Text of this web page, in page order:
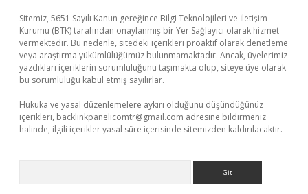
Sitemiz, 5651 Sayılı Kanun gereğince Bilgi Teknolojileri ve İletişim
Kurumu (BTK) tarafından onaylanmış bir Yer Sağlayıcı olarak hizmet
vermektedir. Bu nedenle, sitedeki içerikleri proaktif olarak denetleme
veya araştırma yükümlülüğümüz bulunmamaktadır. Ancak, üyelerimiz
yazdıkları içeriklerin sorumluluğunu taşımakta olup, siteye üye olarak
bu sorumluluğu kabul etmiş sayılırlar.
Hukuka ve yasal düzenlemelere aykırı olduğunu düşündüğünüz
içerikleri, backlinkpanelicomtr@gmail.com adresine bildirmeniz
halinde, ilgili içerikler yasal süre içerisinde sitemizden kaldırılacaktır.